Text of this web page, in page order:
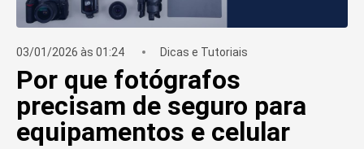
03/01/2026 às 01:24 Dicas e Tutoriais
Por que fotógrafos
precisam de seguro para
equipamentos e celular